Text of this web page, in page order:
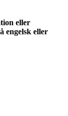
eller
engelsk eller